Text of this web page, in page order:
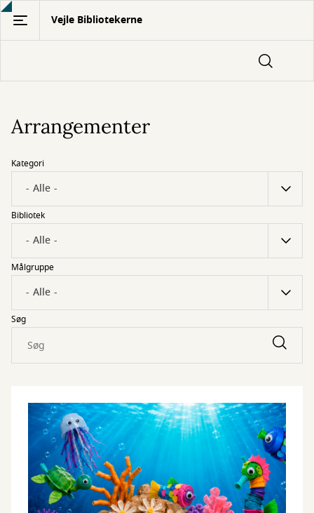
Gå
hovedindhold
Vejle Bibliotekerne
Arrangementer
Kategori
Bibliotek
Målgruppe
Søg